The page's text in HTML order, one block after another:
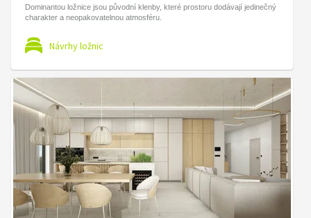
Dominantou ložnice jsou původní klenby, které prostoru dodávají jedinečný
charakter a neopakovatelnou atmosféru.
Návrhy ložnic